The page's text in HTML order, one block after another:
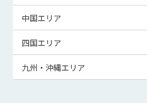
秋田県
山形県
千葉県
茨城県
群馬県
福井県
山梨県
長野県
静岡県
三重県
滋賀県
京都府
大阪府
兵庫県
中国エリア
鳥取県
島根県
四国エリア
徳島県
九州・沖縄エリア